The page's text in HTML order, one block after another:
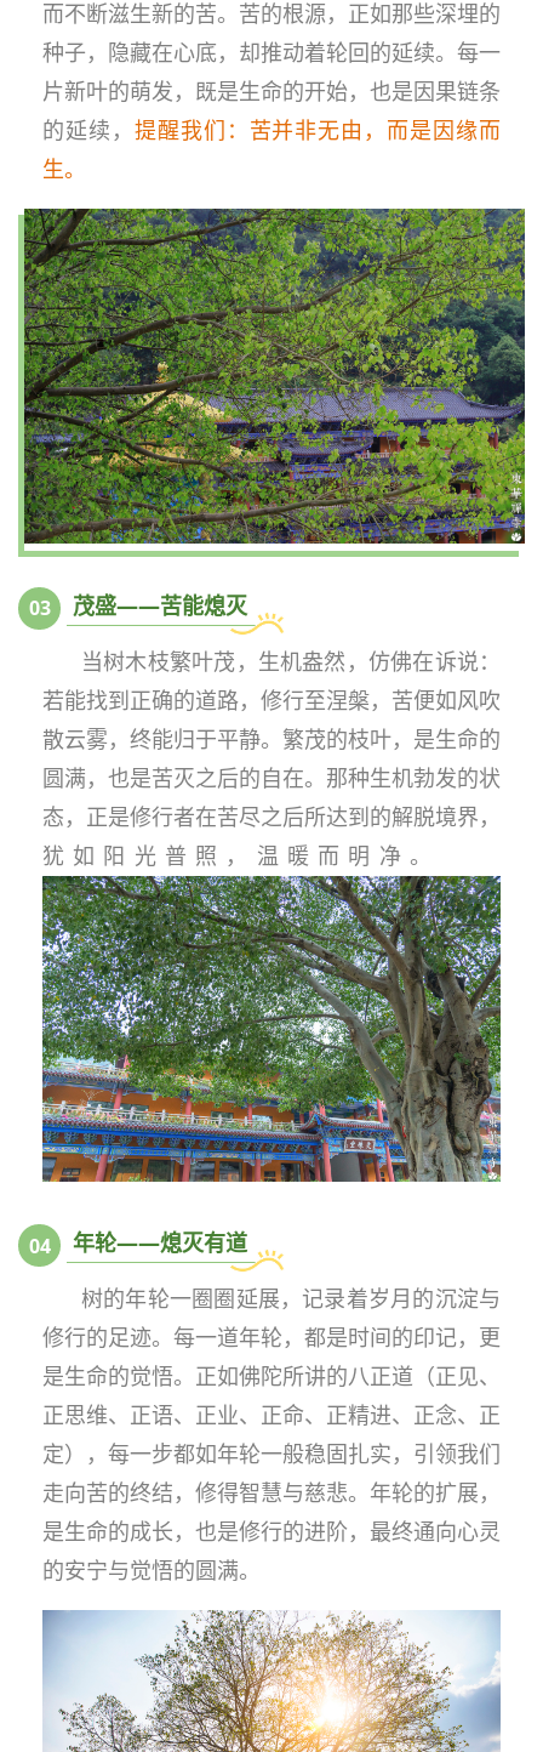
而不断滋生新的苦。苦的根源，正如那些深埋的
种子，隐藏在心底，却推动着轮回的延续。每一
片新叶的萌发，既是生命的开始，也是因果链条
的延续， 提醒我们： 苦并非无由，而是因缘而
生。
03 茂盛——苦能熄灭
当树木枝繁叶茂，生机盎然，仿佛在诉说：
若能找到正确的道路，修行至涅槃，苦便如风吹
散云雾，终能归于平静。繁茂的枝叶，是生命的
圆满，也是苦灭之后的自在。那种生机勃发的状
态，正是修行者在苦尽之后所达到的解脱境界，
犹如阳光普照，温暖而明净。
04 年轮——熄灭有道
树的年轮一圈圈延展，记录着岁月的沉淀与
修行的足迹。每一道年轮，都是时间的印记，更
是生命的觉悟。正如佛陀所讲的八正道（正见、
正思维、正语、正业、正命、正精进、正念、正
定），每一步都如年轮一般稳固扎实，引领我们
走向苦的终结，修得智慧与慈悲。年轮的扩展，
是生命的成长，也是修行的进阶，最终通向心灵
的安宁与觉悟的圆满。